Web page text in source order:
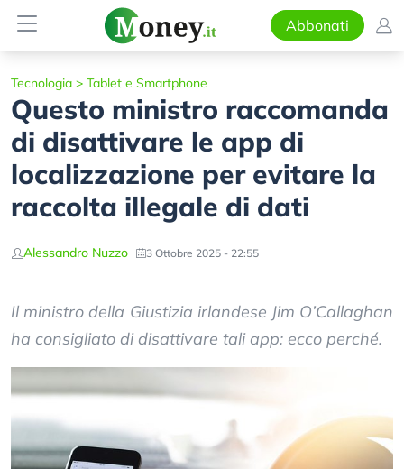
Abbonati
Tecnologia > Tablet e Smartphone
Questo ministro raccomanda
di disattivare le app di
localizzazione per evitare la
raccolta illegale di dati
Alessandro Nuzzo 3 Ottobre 2025 - 22:55
Il ministro della Giustizia irlandese Jim O’Callaghan
ha consigliato di disattivare tali app: ecco perché.